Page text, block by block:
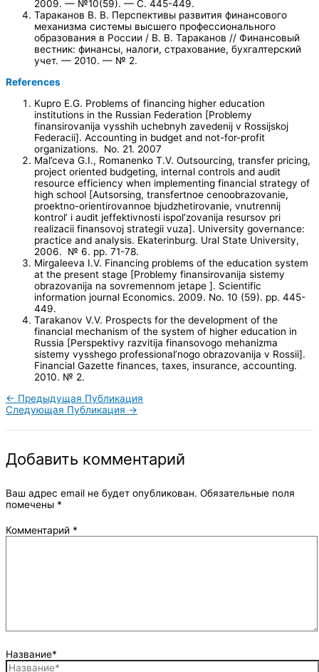
Интеллектуальные технологии в медицинском туризме:
клиентоориентированный подход